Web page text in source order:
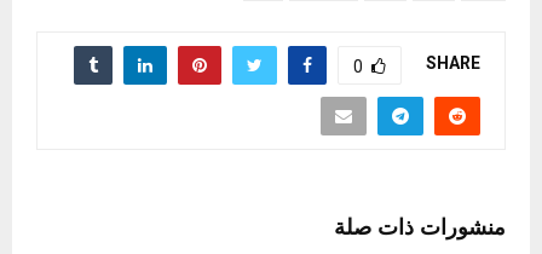
SHARE
0
منشورات ذات صلة